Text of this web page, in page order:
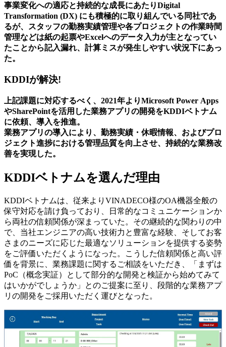
事業変化への適応と持続的な成長にあたりDigital
Transformation (DX) にも積極的に取り組んでいる同社であ
るが、スタッフの勤務実績管理や各プロジェクトの作業時間
管理などは紙の起票やExcelへのデータ入力が主となってい
たことから記入漏れ、計算ミスが発生しやすい状況下にあっ
た。
KDDIが解決!
上記課題に対応するべく、2021年よりMicrosoft Power Apps
やSharePointを活用した業務アプリの開発をKDDIベトナム
に依頼、導入を推進。
業務アプリの導入により、勤務実績・休暇情報、およびプロ
ジェクト進捗における管理品質を向上させ、持続的な業務改
善を実現した。
KDDIベトナムを選んだ理由
KDDIベトナムは、従来よりVINADECO様のOA機器全般の
保守対応を請け負っており、日常的なコミュニケーションか
ら両社の信頼関係が深まっていた。その継続的な関わりの中
で、当社エンジニアの高い技術力と豊富な経験、そしてお客
さまのニーズに応じた最適なソリューションを提供する姿勢
をご評価いただくようになった。こうした信頼関係と高い評
価を背景に、業務課題に関するご相談をいただき、「まずは
PoC（概念実証）として部分的な開発と検証から始めてみて
はいかがでしょうか」とのご提案に至り、段階的な業務アプ
リの開発をご採用いただく運びとなった。